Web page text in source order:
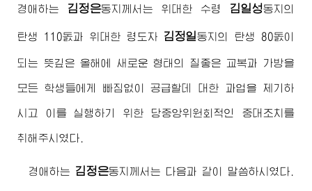
경애하는 김정은동지 께서는 위대한 수령 김일성동지 의
탄생 110돐과 위대한 령도자 김정일동지의 탄생 80돐이
되는 뜻깊은 올해에 새로운 형태의 질좋은 교복과 가방을
모든 학생들에게 빠짐없이 공급할데 대한 과업을 제기하
시고 이를 실행하기 위한 당중앙위원회적인 중대조치를
취해주시였다.
경애하는 김정은동지 께서는 다음과 같이 말씀하시였다.